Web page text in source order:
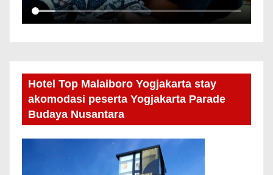
Hotel Top Malaiboro Yogjakarta stay
akomodasi peserta Yogjakarta Parade
Budaya Nusantara